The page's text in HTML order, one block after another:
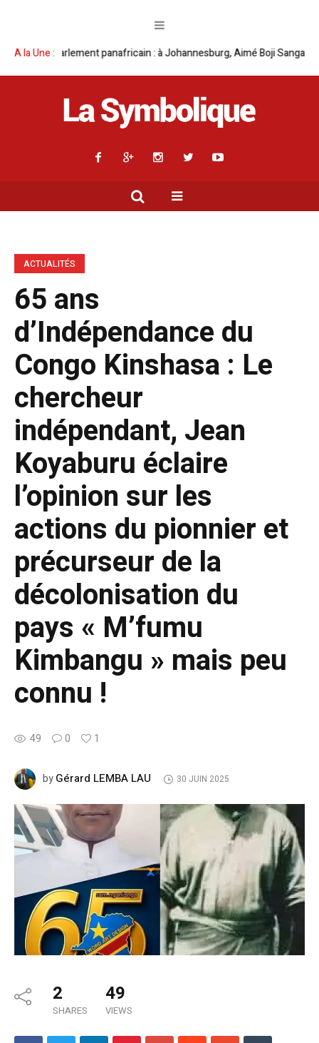
A la Une :
Johannesburg, Aimé Boji Sangara multiplie les plaidoyers en faveur de
ACTUALITÉS
65 ans
d’Indépendance du
Congo Kinshasa : Le
chercheur
indépendant, Jean
Koyaburu éclaire
l’opinion sur les
actions du pionnier et
précurseur de la
décolonisation du
pays « M’fumu
Kimbangu » mais peu
connu !
49 0 1
byGérard LEMBA LAU 30 JUIN 2025
2
SHARES
49
VIEWS